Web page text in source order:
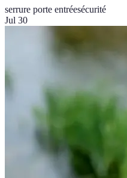
serrure porte entréesécurité
Jul 30